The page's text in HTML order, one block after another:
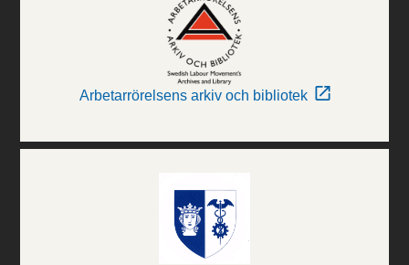
Arbetarrörelsens arkiv och bibliotek